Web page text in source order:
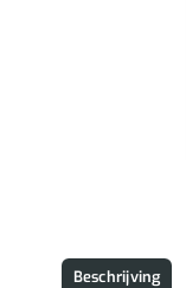
Beschrijving